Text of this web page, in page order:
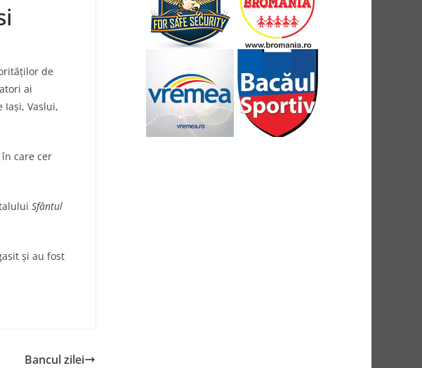
de
ai
Vaslui,
care cer
Sfântul
şi au fost
Bancul zilei